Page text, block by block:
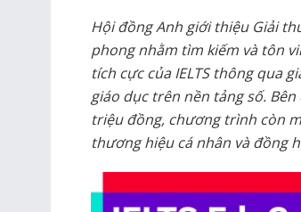
Hội đồng Anh giới thiệu Giải
phong nhằm tìm kiếm và tôn
tích cực của IELTS thông qua
giáo dục trên nền tảng số.
triệu đồng, chương trình còn
thương hiệu cá nhân và đồng